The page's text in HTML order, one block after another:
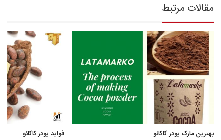
مقالات مرتبط
بهترین مارک پودر کاکائو فواید پودر کاکائو